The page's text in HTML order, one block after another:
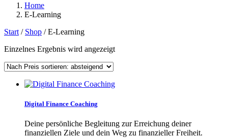
Home
E-Learning
Start / Shop / E-Learning
Einzelnes Ergebnis wird angezeigt
Digital Finance Coaching
Deine persönliche Begleitung zur Erreichung deiner
finanziellen Ziele und dein Weg zu finanzieller Freiheit.